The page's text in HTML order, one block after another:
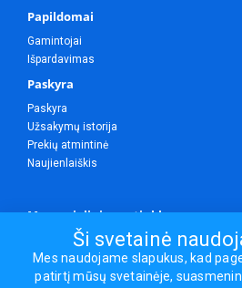
Papildomai
Gamintojai
Išpardavimas
Paskyra
Paskyra
Užsakymų istorija
Prekių atmintinė
Naujienlaiškis
Mes socialiniuose tinkluose
Ši svetainė
Mes naudojame slapukus, kad
patirtį mūsų svetainėje,